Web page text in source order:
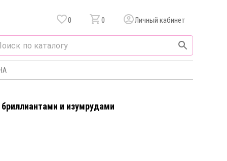
0 0 Личный кабинет
и изумрудами